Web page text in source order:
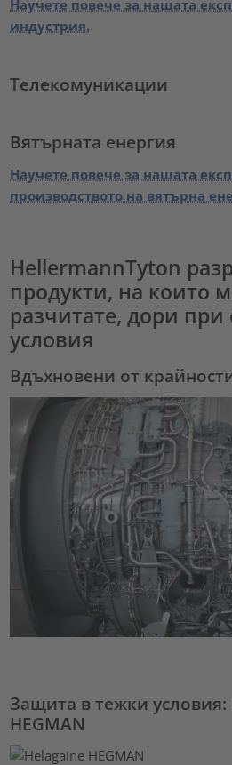
Научете повече за нашата
индустрия.
Телекомуникации
Вятърната енергия
Научете повече за нашата
производството на вятърна
HellermannTyton
продукти, на които
разчитате, дори при
условия
Вдъхновени от
Защита в тежки условия:
HEGMAN